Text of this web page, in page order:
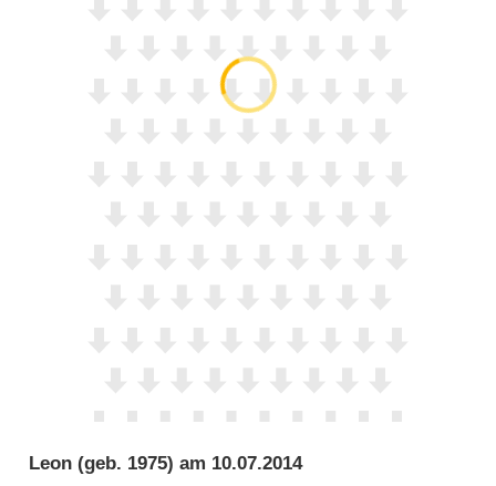
Leon (geb. 1975) am 10.07.2014